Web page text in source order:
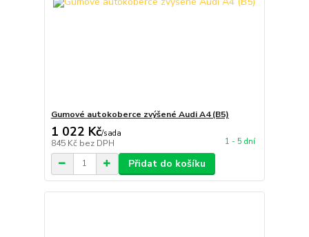
Gumové autokoberce zvýšené Audi A4 (B5)
1 022 Kč/sada
845 Kč bez DPH 1 - 5 dní
Přidat do košíku